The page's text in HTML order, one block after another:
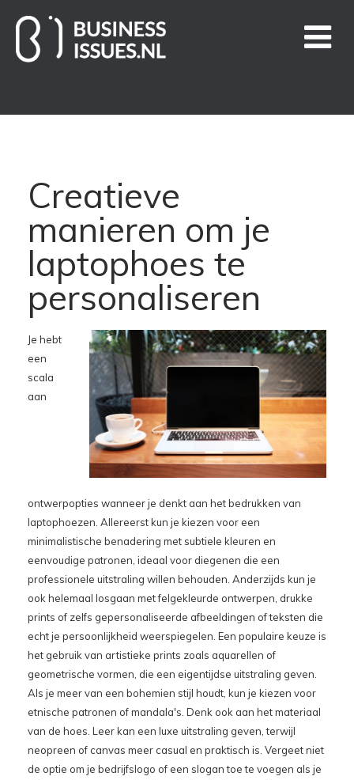
Home
Business Issues blogs
Nieuws
Over ons
Creatieve
manieren om je
laptophoes te
personaliseren
Je hebt
een
scala
aan
ontwerpopties wanneer je denkt aan het bedrukken van
laptophoezen. Allereerst kun je kiezen voor een
minimalistische benadering met subtiele kleuren en
eenvoudige patronen, ideaal voor diegenen die een
professionele uitstraling willen behouden. Anderzijds kun je
ook helemaal losgaan met felgekleurde ontwerpen, drukke
prints of zelfs gepersonaliseerde afbeeldingen of teksten die
echt je persoonlijkheid weerspiegelen. Een populaire keuze is
het gebruik van artistieke prints zoals aquarellen of
geometrische vormen, die een eigentijdse uitstraling geven.
Als je meer van een bohemien stijl houdt, kun je kiezen voor
etnische patronen of mandala's. Denk ook aan het materiaal
van de hoes. Leer kan een luxe uitstraling geven, terwijl
neopreen of canvas meer casual en praktisch is. Vergeet niet
de optie om je bedrijfslogo of een slogan toe te voegen als je